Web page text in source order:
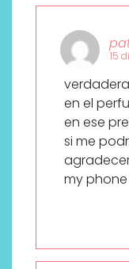
15
en el
en ese
si me
my phone